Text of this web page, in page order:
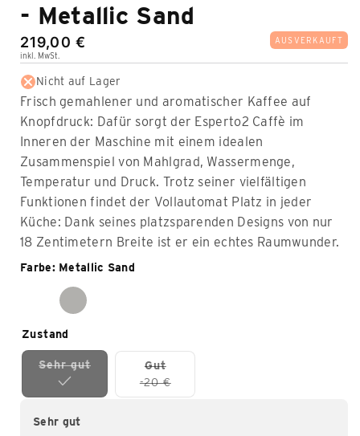
- Metallic Sand
Normaler
Preis
219,00 €
AUSVERKAUFT
inkl. MwSt.
Nicht auf Lager
Frisch gemahlener und aromatischer Kaffee auf
Knopfdruck: Dafür sorgt der Esperto2 Caffè im
Inneren der Maschine mit einem idealen
Zusammenspiel von Mahlgrad, Wassermenge,
Temperatur und Druck. Trotz seiner vielfältigen
Funktionen findet der Vollautomat Platz in jeder
Küche: Dank seines platzsparenden Designs von nur
18 Zentimetern Breite ist er ein echtes Raumwunder.
Farbe: Metallic Sand
Zustand
Sehr gut
Gut
-20 €
Sehr gut